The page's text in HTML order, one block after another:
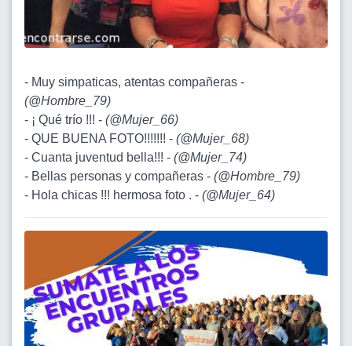
- Muy simpaticas, atentas compañeras -
(@Hombre_79)
- ¡ Qué trío !!! - (@Mujer_66)
- QUE BUENA FOTO!!!!!!! - (@Mujer_68)
- Cuanta juventud bella!!! - (@Mujer_74)
- Bellas personas y compañeras - (@Hombre_79)
- Hola chicas !!! hermosa foto . - (@Mujer_64)